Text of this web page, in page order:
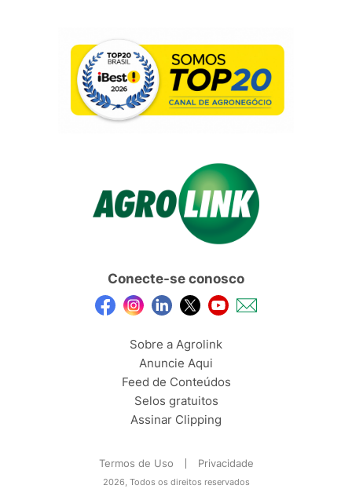
Conecte-se conosco
Sobre a Agrolink
Anuncie Aqui
Feed de Conteúdos
Selos gratuitos
Assinar Clipping
Termos de Uso Privacidade
2026, Todos os direitos reservados